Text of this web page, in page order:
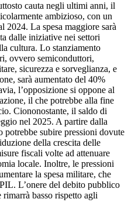
cauta negli ultimi anni, il
ambizioso, con un
2024. La spesa maggiore sarà
dalle iniziative nei settori
cultura. Lo stanziamento
ovvero semiconduttori,
sicurezza e sorveglianza, e
sarà aumentato del 40%
l’opposizione si oppone al
il che potrebbe alla fine
Ciononostante, il saldo di
nel 2025. A partire dalla
potrebbe subire pressioni dovute
della crescita delle
fiscali volte ad attenuare
locale. Inoltre, le pressioni
la spesa militare, che
L’onere del debito pubblico
basso rispetto agli